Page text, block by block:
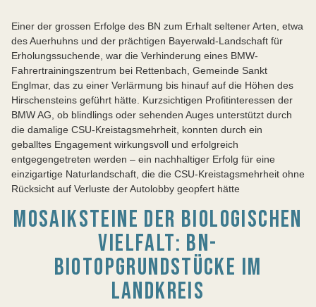
Einer der grossen Erfolge des BN zum Erhalt seltener Arten, etwa
des Auerhuhns und der prächtigen Bayerwald-Landschaft für
Erholungssuchende, war die Verhinderung eines BMW-
Fahrertrainingszentrum bei Rettenbach, Gemeinde Sankt
Englmar, das zu einer Verlärmung bis hinauf auf die Höhen des
Hirschensteins geführt hätte. Kurzsichtigen Profitinteressen der
BMW AG, ob blindlings oder sehenden Auges unterstützt durch
die damalige CSU-Kreistagsmehrheit, konnten durch ein
geballtes Engagement wirkungsvoll und erfolgreich
entgegengetreten werden – ein nachhaltiger Erfolg für eine
einzigartige Naturlandschaft, die die CSU-Kreistagsmehrheit ohne
Rücksicht auf Verluste der Autolobby geopfert hätte
MOSAIKSTEINE DER BIOLOGISCHEN
VIELFALT: BN-
BIOTOPGRUNDSTÜCKE IM
LANDKREIS